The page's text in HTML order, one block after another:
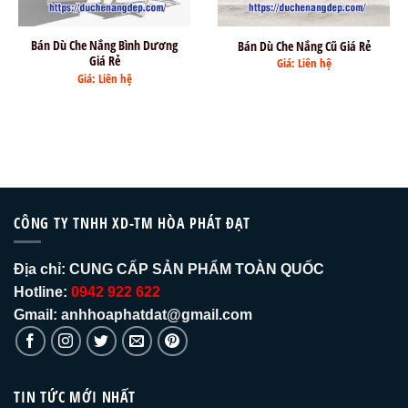
Bán Dù Che Nắng Bình Dương
Giá Rẻ
Giá: Liên hệ
Bán Dù Che Nắng Cũ Giá Rẻ
Giá: Liên hệ
CÔNG TY TNHH XD-TM HÒA PHÁT ĐẠT
Địa chỉ: CUNG CẤP SẢN PHẨM TOÀN QUỐC
Hotline: 0942 922 622
Gmail: anhhoaphatdat@gmail.com
TIN TỨC MỚI NHẤT